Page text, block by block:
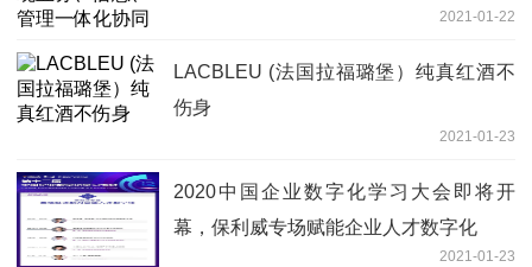
2021-01-22
LACBLEU (法国拉福璐堡）纯真红酒不
伤身
2021-01-23
2020中国企业数字化学习大会即将开
幕，保利威专场赋能企业人才数字化
2021-01-23